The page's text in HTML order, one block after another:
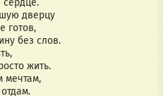
дверцу
готов,
без слов.
жить.
мечтам,